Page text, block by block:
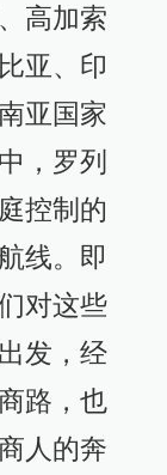
高加索
亚、印
亚国家
，罗列
控制的
线。即
对这些
发，经
路，也
人的奔